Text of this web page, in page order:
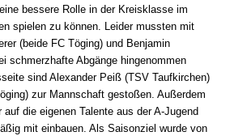
bessere Rolle in der Kreisklasse im
spielen zu können. Leider mussten mit
(beide FC Töging) und Benjamin
schmerzhafte Abgänge hingenommen
sind Alexander Peiß (TSV Taufkirchen)
zur Mannschaft gestoßen. Außerdem
die eigenen Talente aus der A-Jugend
mit einbauen. Als Saisonziel wurde von